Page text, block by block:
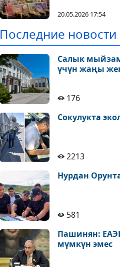
20.05.2026 17:54
Последние новости
Салык
үчүн жаңы
176
Сокулукта
2213
Нурдан
581
Пашинян:
мүмкүн эмес